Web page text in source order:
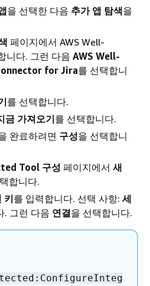
을 선택한 다음 추가 앱 탐색을
페이지에서 AWS Well-
니다. 그런 다음 AWS Well-
for Jira를 선택합니
를 선택합니다.
금 가져오기를 선택합니다.
완료하려면 구성을 선택합니
Tool 구성 페이지에서 새
합니다.
키를 입력합니다. 선택 사항: 세
. 그런 다음 연결을 선택합니다.